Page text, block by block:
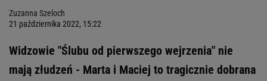
Zuzanna Szeloch
21 października 2022, 15:22
Widzowie "Ślubu od pierwszego wejrzenia" nie
mają złudzeń - Marta i Maciej to tragicznie dobrana